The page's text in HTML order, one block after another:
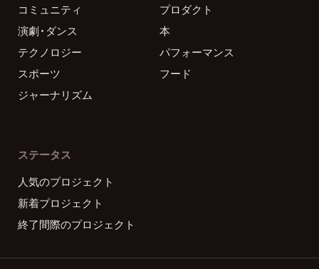
コミュニティ
プロダクト
演劇・ダンス
本
テクノロジー
パフォーマンス
スポーツ
フード
ジャーナリズム
ステータス
人気のプロジェクト
新着プロジェクト
終了間際のプロジェクト